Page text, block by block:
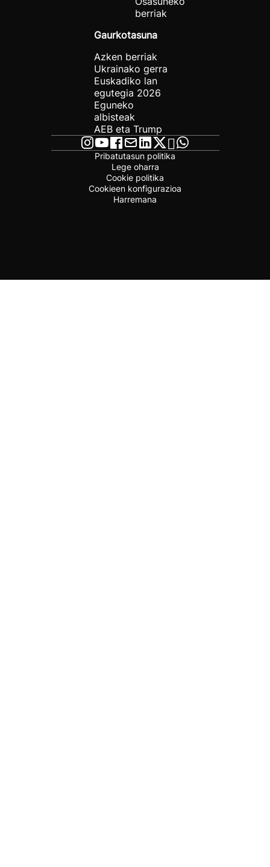
berriak
Gaurkotasuna
Azken berriak
Ukrainako gerra
Euskadiko lan
egutegia 2026
Eguneko
albisteak
AEB eta Trump
Pribatutasun politika
Lege oharra
Cookie politika
Cookieen konfigurazioa
Harremana